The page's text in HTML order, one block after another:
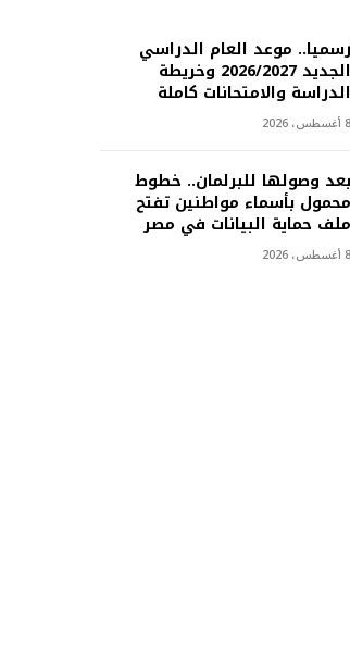
رسميا.. موعد العام الدراسي
الجديد 2026/2027 وخريطة
الدراسة والامتحانات كاملة
8 أغسطس، 2026
بعد وصولها للبرلمان.. خطوط
محمول بأسماء مواطنين تفتح
ملف حماية البيانات في مصر
8 أغسطس، 2026